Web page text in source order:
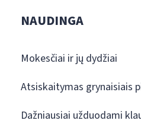
NAUDINGA
Mokesčiai ir jų dydžiai
Atsiskaitymas grynaisiais
Dažniausiai užduodami